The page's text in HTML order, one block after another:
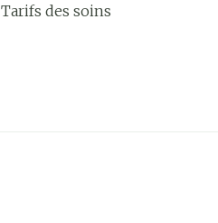
Tarifs des soins